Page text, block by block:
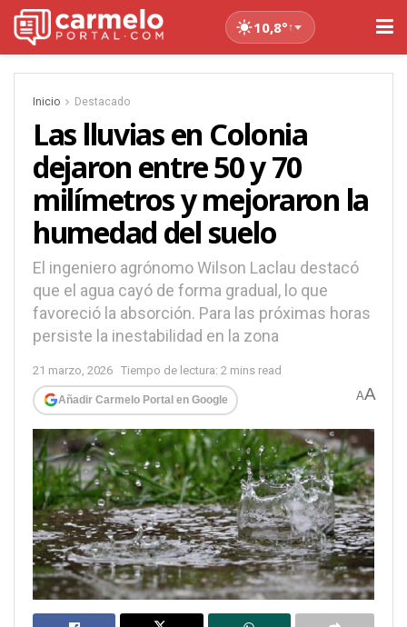
10,8°↑
Inicio Destacado
Las lluvias en Colonia
dejaron entre 50 y 70
milímetros y mejoraron la
humedad del suelo
El ingeniero agrónomo Wilson Laclau destacó
que el agua cayó de forma gradual, lo que
favoreció la absorción. Para las próximas horas
persiste la inestabilidad en la zona
21 marzo, 2026 Tiempo de lectura: 2 mins read
Añadir Carmelo Portal en Google AA